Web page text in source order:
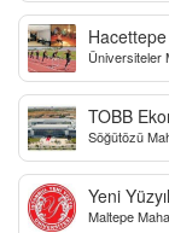
Üniversiteler
TOBB
Söğütözü
Yeni
Fakültesi
Maltepe